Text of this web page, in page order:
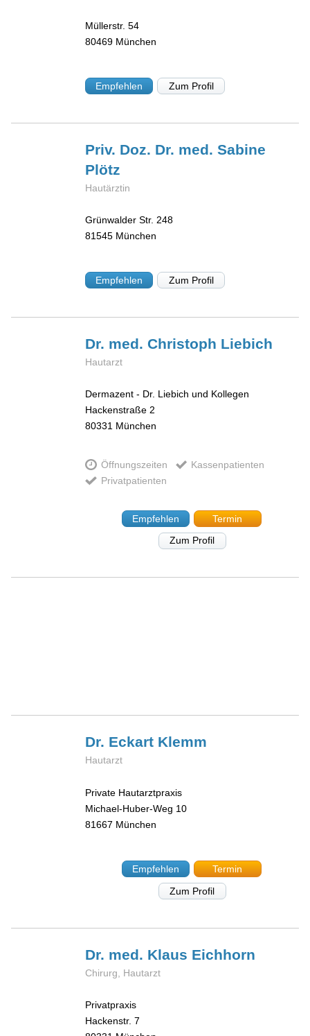
Müllerstr. 54
80469 München
Empfehlen Zum Profil
Priv. Doz. Dr. med. Sabine
Plötz
Hautärztin
Grünwalder Str. 248
81545 München
Empfehlen Zum Profil
Dr. med. Christoph Liebich
Hautarzt
Dermazent - Dr. Liebich und Kollegen
Hackenstraße 2
80331 München
Öffnungszeiten
Kassenpatienten
Privatpatienten
Empfehlen
Termin
Zum Profil
Dr. Eckart Klemm
Hautarzt
Private Hautarztpraxis
Michael-Huber-Weg 10
81667 München
Empfehlen
Termin
Zum Profil
Dr. med. Klaus Eichhorn
Chirurg, Hautarzt
Privatpraxis
Hackenstr. 7